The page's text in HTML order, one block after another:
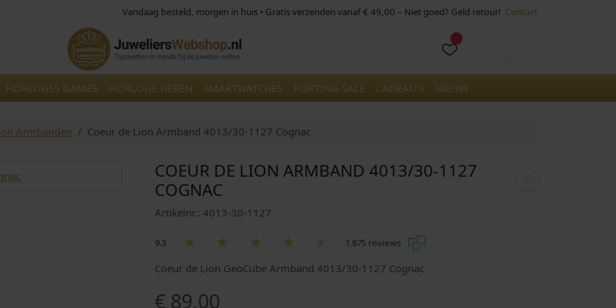
Vandaag besteld, morgen in huis • Gratis verzenden vanaf € 49,00 – Niet goed? Geld retour! Contact
HORLOGES DAMES HORLOGE HEREN SMARTWATCHES KORTING-SALE CADEAU’S NIEUW
Armbanden Coeur de Lion Armband 4013/30-1127 Cognac
COEUR DE LION ARMBAND 4013/30-1127
COGNAC
Artikelnr.: 4013-30-1127
9.3 1.875 reviews
Coeur de Lion GeoCube Armband 4013/30-1127 Cognac
€ 89,00